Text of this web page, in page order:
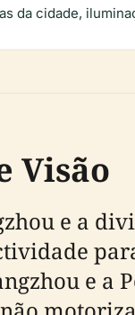
da cidade,
Visão
e a
e a